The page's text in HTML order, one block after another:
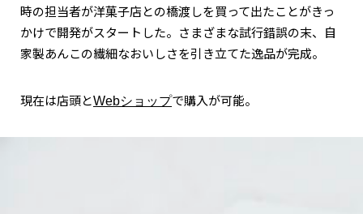
時の担当者が洋菓子店との橋渡しを買って出たことがきっ
かけで開発がスタートした。さまざまな試行錯誤の末、自
家製あんこの繊細なおいしさを引き立てた逸品が完成。
現在は店頭とWebショップで購入が可能。